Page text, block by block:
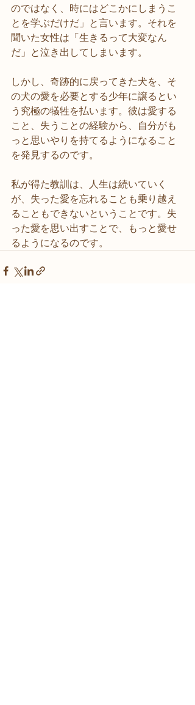
のではなく、時にはどこかにしまうこ
とを学ぶだけだ」と言います。それを
聞いた女性は「生きるって大変なん
だ」と泣き出してしまいます。
しかし、奇跡的に戻ってきた犬を、そ
の犬の愛を必要とする少年に譲るとい
う究極の犠牲を払います。彼は愛する
こと、失うことの経験から、自分がも
っと思いやりを持てるようになること
を発見するのです。
私が得た教訓は、人生は続いていく
が、失った愛を忘れることも乗り越え
ることもできないということです。失
った愛を思い出すことで、もっと愛せ
るようになるのです。